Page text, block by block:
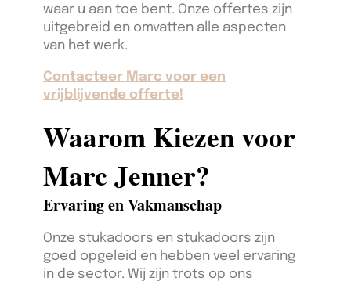
waar u aan toe bent. Onze offertes zijn
uitgebreid en omvatten alle aspecten
van het werk.
Contacteer Marc voor een
vrijblijvende offerte!
Waarom Kiezen voor
Marc Jenner?
Ervaring en Vakmanschap
Onze stukadoors en stukadoors zijn
goed opgeleid en hebben veel ervaring
in de sector. Wij zijn trots op ons